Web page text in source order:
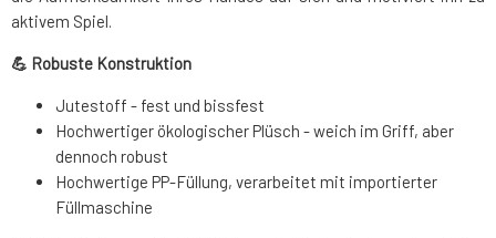
aktivem Spiel.
💪 Robuste Konstruktion
Jutestoff - fest und bissfest
Hochwertiger ökologischer Plüsch - weich im Griff, aber
dennoch robust
Hochwertige PP-Füllung, verarbeitet mit importierter
Füllmaschine